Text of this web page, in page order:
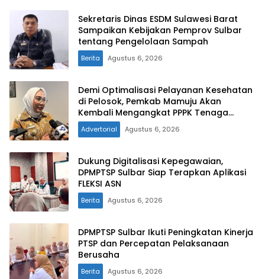
Sekretaris Dinas ESDM Sulawesi Barat
Sampaikan Kebijakan Pemprov Sulbar
Berita Agustus 6, 2026
Demi Optimalisasi Pelayanan Kesehatan
di Pelosok, Pemkab Mamuju Akan
Kembali Mengangkat PPPK Tenaga
Kesehatan
Advertorial Agustus 6, 2026
Dukung Digitalisasi Kepegawaian,
DPMPTSP Sulbar Siap Terapkan Aplikasi
FLEKSI ASN
Berita Agustus 6, 2026
DPMPTSP Sulbar Ikuti Peningkatan Kinerja
PTSP dan Percepatan Pelaksanaan
Berusaha
Berita Agustus 6, 2026